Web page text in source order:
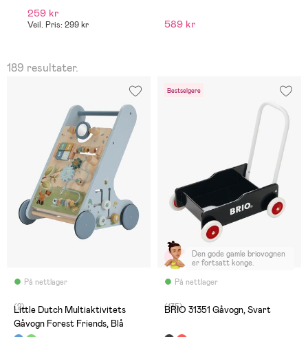
259 kr
Veil. Pris: 299 kr 589 kr
189 resultater.
På nettlager
(2)
Little Dutch Multiaktivitets
Gåvogn Forest Friends, Blå
Bestselgere
På nettlager
Den gode gamle briovognen
er fortsatt konge.
(135)
BRIO 31351 Gåvogn, Svart